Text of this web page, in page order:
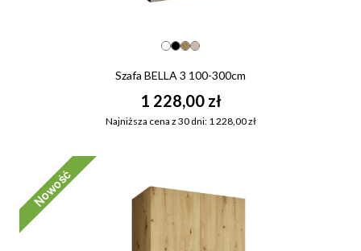
Szafa BELLA 3 100-300cm
1 228,00 zł
Najniższa cena z 30 dni: 1 228,00 zł
Nowość